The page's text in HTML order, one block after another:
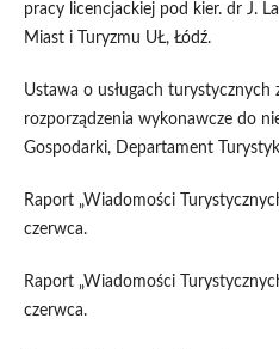
pracy licencjackiej pod kier. dr J.
Miast i Turyzmu UŁ, Łódź.
Ustawa o usługach turystycznych
rozporządzenia wykonawcze do
Gospodarki, Departament
Raport „Wiadomości
czerwca.
Raport „Wiadomości
czerwca.